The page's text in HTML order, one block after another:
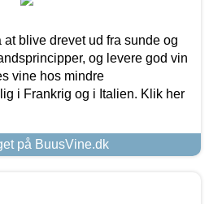
blive drevet ud fra sunde og
og levere god vin
vine hos mindre
i Frankrig og i Italien. Klik her
på BuusVine.dk